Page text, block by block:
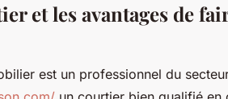
et les avantages de
est un professionnel du